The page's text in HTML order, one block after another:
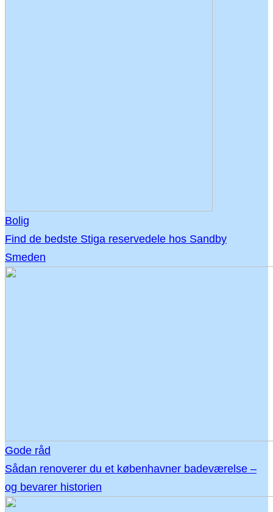
Bolig
Find de bedste Stiga reservedele hos Sandby
Smeden
Gode råd
Sådan renoverer du et københavner badeværelse –
og bevarer historien